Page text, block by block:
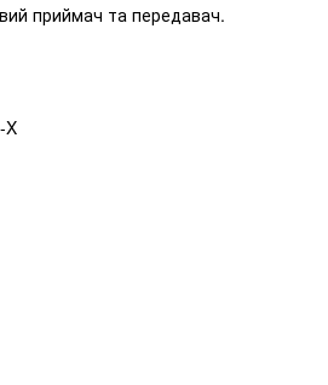
приймач та передавач.
X